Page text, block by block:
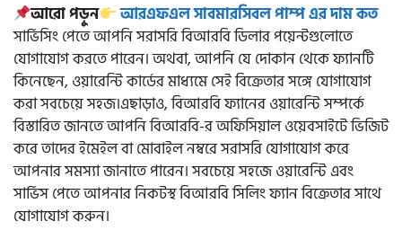
আরো পড়ুন
আরএফএল সাবমারসিবল পাম্প এর দাম কত
সার্ভিসিং পেতে আপনি সরাসরি বিআরবি ডিলার পয়েন্টগুলোতে
যোগাযোগ করতে পারেন। অথবা, আপনি যে দোকান থেকে ফ্যানটি
কিনেছেন, ওয়ারেন্টি কার্ডের মাধ্যমে সেই বিক্রেতার সঙ্গে যোগাযোগ
করা সবচেয়ে সহজ।এছাড়াও, বিআরবি ফ্যানের ওয়ারেন্টি সম্পর্কে
বিস্তারিত জানতে আপনি বিআরবি-র অফিসিয়াল ওয়েবসাইটে ভিজিট
করে তাদের ইমেইল বা মোবাইল নম্বরে সরাসরি যোগাযোগ করে
আপনার সমস্যা জানাতে পারেন। সবচেয়ে সহজে ওয়ারেন্টি এবং
সার্ভিস পেতে আপনার নিকটস্থ বিআরবি সিলিং ফ্যান বিক্রেতার সাথে
যোগাযোগ করুন।